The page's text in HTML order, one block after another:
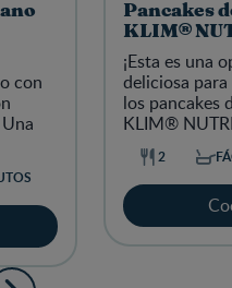
con
Pancakes
KLIM®
¡Esta es una
deliciosa
los pancakes
KLIM®
2